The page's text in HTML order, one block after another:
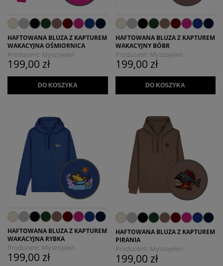
HAFTOWANA BLUZA Z KAPTUREM
WAKACYJNA OŚMIORNICA
Producent: Myszojeleń
199,00 zł
DO KOSZYKA
HAFTOWANA BLUZA Z KAPTUREM
WAKACYJNY BÓBR
Producent: Myszojeleń
199,00 zł
DO KOSZYKA
HAFTOWANA BLUZA Z KAPTUREM
WAKACYJNA RYBKA
Producent: Myszojeleń
199,00 zł
HAFTOWANA BLUZA Z KAPTUREM
PIRANIA
Producent: Myszojeleń
199,00 zł